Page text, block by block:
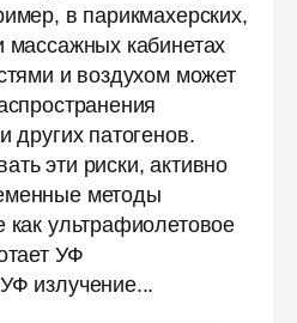
в парикмахерских,
массажных кабинетах
и воздухом может
других патогенов.
эти риски, активно
методы
как ультрафиолетовое
УФ
излучение...